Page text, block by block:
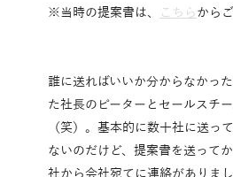
※当時の提案書は、 こちら から
誰に送ればいいか分からなかっ
た社長のピーターとセールスチ
（笑）。基本的に数十社に送っ
ないのだけど、提案書を送って
社から会社宛てに連絡がありま